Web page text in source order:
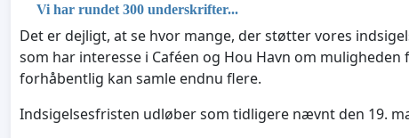
Vi har rundet 300 underskrifter...
Det er dejligt, at se hvor mange, der støtter vores
som har interesse i Caféen og Hou Havn om
forhåbentlig kan samle endnu flere.
Indsigelsesfristen udløber som tidligere nævnt den 19.